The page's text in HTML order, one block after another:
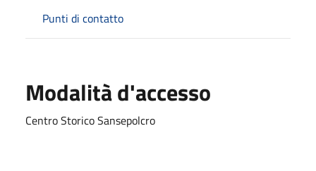
Punti di contatto
Modalità d'accesso
Centro Storico Sansepolcro